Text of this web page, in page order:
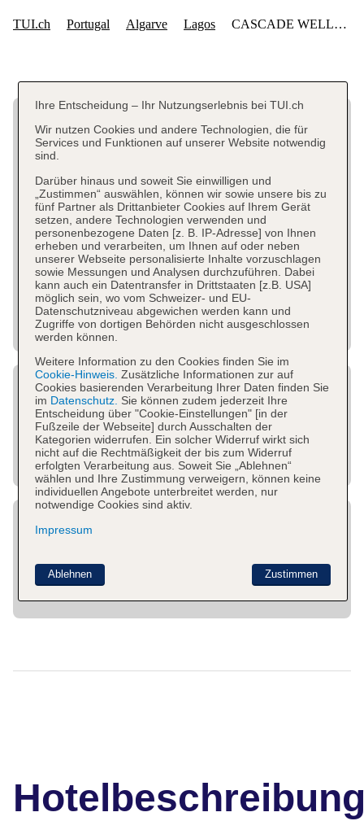
Ihre Entscheidung – Ihr Nutzungserlebnis bei TUI.ch
Wir nutzen Cookies und andere Technologien, die für
Services und Funktionen auf unserer Website notwendig
sind.
Darüber hinaus und soweit Sie einwilligen und
„Zustimmen“ auswählen, können wir sowie unsere bis zu
fünf Partner als Drittanbieter Cookies auf Ihrem Gerät
setzen, andere Technologien verwenden und
personenbezogene Daten [z. B. IP-Adresse] von Ihnen
erheben und verarbeiten, um Ihnen auf oder neben
unserer Webseite personalisierte Inhalte vorzuschlagen
sowie Messungen und Analysen durchzuführen. Dabei
kann auch ein Datentransfer in Drittstaaten [z.B. USA]
möglich sein, wo vom Schweizer- und EU-
Datenschutzniveau abgewichen werden kann und
Zugriffe von dortigen Behörden nicht ausgeschlossen
werden können.
Weitere Information zu den Cookies finden Sie im
Cookie-Hinweis. Zusätzliche Informationen zur auf
Cookies basierenden Verarbeitung Ihrer Daten finden Sie
im Datenschutz. Sie können zudem jederzeit Ihre
Entscheidung über "Cookie-Einstellungen" [in der
Fußzeile der Webseite] durch Ausschalten der
Kategorien widerrufen. Ein solcher Widerruf wirkt sich
nicht auf die Rechtmäßigkeit der bis zum Widerruf
erfolgten Verarbeitung aus. Soweit Sie „Ablehnen“
wählen und Ihre Zustimmung verweigern, können keine
individuellen Angebote unterbreitet werden, nur
notwendige Cookies sind aktiv.
Impressum
Zustimmen
Ablehnen